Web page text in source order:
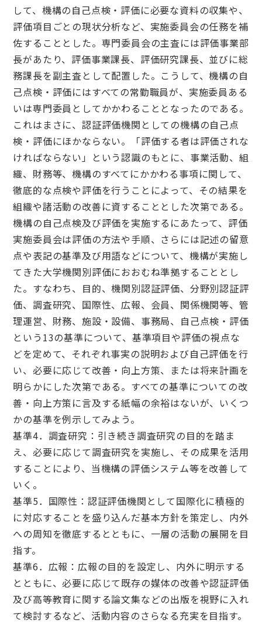
して、機構の自己点検・評価に必要な資料の収集や、
評価項目ごとの現状分析など、実施委員会の任務を補
佐することとした。専門委員会の主査には評価事業部
長があたり、評価事業課長、評価研究課長、並びに総
務課長を副主査として配置した。こうして、機構の自
己点検・評価にはすべての常勤職員が、実施委員ある
いは専門委員としてかかわることとなったのである。
これはまさに、認証評価機関としての機構の自己点
検・評価にほかならない。「評価する者は評価されな
ければならない」という認識のもとに、事業活動、組
織、財務等、機構のすべてにかかわる事項に関して、
徹底的な点検や評価を行うことによって、その結果を
組織や諸活動の改善に資することとした次第である。
機構の自己点検及び評価を実施するにあたって、評価
実施委員会は評価の方法や手順、さらには記述の留意
点や表記の基準及び用語などについて、機構が実施し
てきた大学機関別評価におおむね準拠することとし
た。すなわち、目的、機関別認証評価、分野別認証評
価、調査研究、国際性、広報、会員、関係機関等、管
理運営、財務、施設・設備、事務局、自己点検・評価
という13の基準について、基準項目や評価の視点な
どを定めて、それぞれ事実の説明および自己評価を行
い、必要に応じて改善・向上方策、または将来計画を
明らかにした次第である。すべての基準についての改
善・向上方策に言及する紙幅の余裕はないが、いくつ
かの基準を例示してみよう。
基準4．調査研究：引き続き調査研究の目的を踏ま
え、必要に応じて調査研究を実施し、その成果を活用
することにより、当機構の評価システム等を改善して
いく。
基準5．国際性：認証評価機関として国際化に積極的
に対応することを盛り込んだ基本方針を策定し、内外
への周知を徹底するとともに、一層の活動の展開を目
指す。
基準6．広報：広報の目的を設定し、内外に明示する
とともに、必要に応じて既存の媒体の改善や認証評価
及び高等教育に関する論文集などの出版を視野に入れ
て検討するなど、活動内容のさらなる充実を目指す。